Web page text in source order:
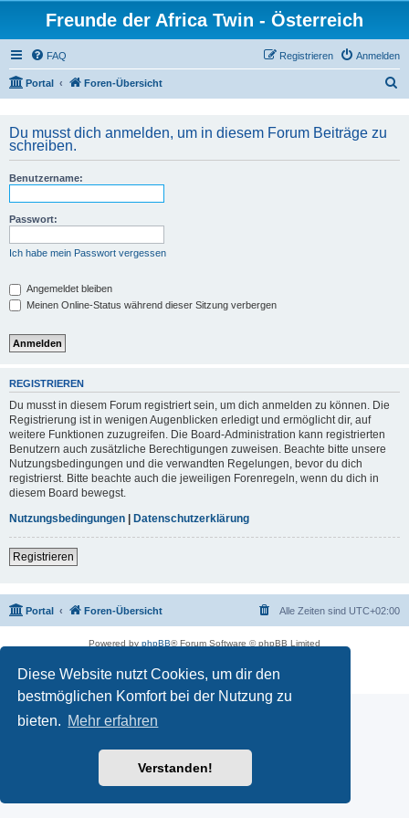
Diese Website nutzt Cookies, um dir den
bestmöglichen Komfort bei der Nutzung zu
bieten. Mehr erfahren
Verstanden!
Freunde der Africa Twin - Österreich
FAQ Anmelden
Registrieren
Portal Foren-Übersicht
Du musst dich anmelden, um in diesem Forum Beiträge zu
schreiben.
Benutzername:
Passwort:
Ich habe mein Passwort vergessen
Angemeldet bleiben
Meinen Online-Status während dieser Sitzung verbergen
REGISTRIEREN
Du musst in diesem Forum registriert sein, um dich anmelden zu können. Die
Registrierung ist in wenigen Augenblicken erledigt und ermöglicht dir, auf
weitere Funktionen zuzugreifen. Die Board-Administration kann registrierten
Benutzern auch zusätzliche Berechtigungen zuweisen. Beachte bitte unsere
Nutzungsbedingungen und die verwandten Regelungen, bevor du dich
registrierst. Bitte beachte auch die jeweiligen Forenregeln, wenn du dich in
diesem Board bewegst.
Nutzungsbedingungen | Datenschutzerklärung
Registrieren
Portal Foren-Übersicht Alle Zeiten sind UTC+02:00
Powered by phpBB® Forum Software © phpBB Limited
Datenschutz| Nutzungsbedingungen